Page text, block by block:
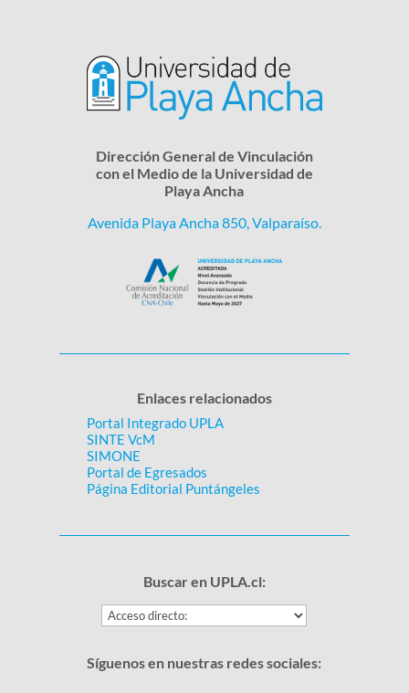
Dirección General de Vinculación
con el Medio de la Universidad de
Playa Ancha
Avenida Playa Ancha 850, Valparaíso.
Enlaces relacionados
Portal Integrado UPLA
SINTE VcM
SIMONE
Portal de Egresados
Página Editorial Puntángeles
Buscar en UPLA.cl:
Síguenos en nuestras redes sociales: